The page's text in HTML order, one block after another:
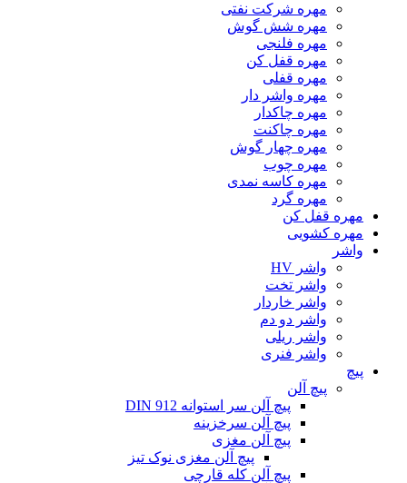
مهره شرکت نفتی
مهره شش گوش
مهره فلنجی
مهره قفل کن
مهره قفلی
مهره واشر دار
مهره چاکدار
مهره چاکنت
مهره چهار گوش
مهره چوب
مهره کاسه نمدی
مهره گرد
مهره قفل کن
مهره کشویی
واشر
واشر HV
واشر تخت
واشر خاردار
واشر دو دم
واشر ریلی
واشر فنری
پیچ
پیچ آلن
پیچ آلن سر استوانه DIN 912
پیچ آلن سرخزینه
پیچ آلن مغزی
پیچ آلن مغزی نوک تیز
پیچ آلن کله قارچی